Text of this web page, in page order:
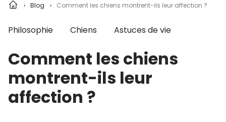
Blog Comment les chiens montrent-ils leur affection ?
Philosophie Chiens Astuces de vie
Comment les chiens
montrent-ils leur
affection ?